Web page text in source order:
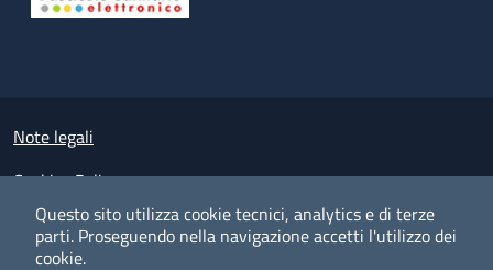
Questo sito utilizza cookie tecnici, analytics e di terze
parti. Proseguendo nella navigazione accetti l'utilizzo dei
cookie.
Small prints
Note legali
Cookies Policy
Policy privacy e protezione del dato personale